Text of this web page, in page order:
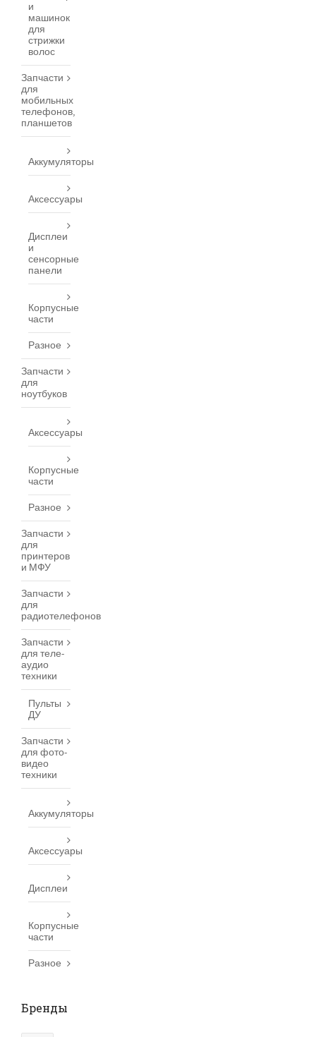
и
машинок
для
стрижки
волос
Запчасти
для
мобильных
телефонов,
планшетов
Аккумуляторы
Аксессуары
Дисплеи
и
сенсорные
панели
Корпусные
части
Разное
Запчасти
для
ноутбуков
Аксессуары
Корпусные
части
Разное
Запчасти
для
принтеров
и МФУ
Запчасти
для
радиотелефонов
Запчасти
для теле-
аудио
техники
Пульты
ДУ
Запчасти
для фото-
видео
техники
Аккумуляторы
Аксессуары
Дисплеи
Корпусные
части
Разное
Бренды